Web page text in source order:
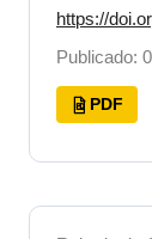
https://
Publicado:
PDF